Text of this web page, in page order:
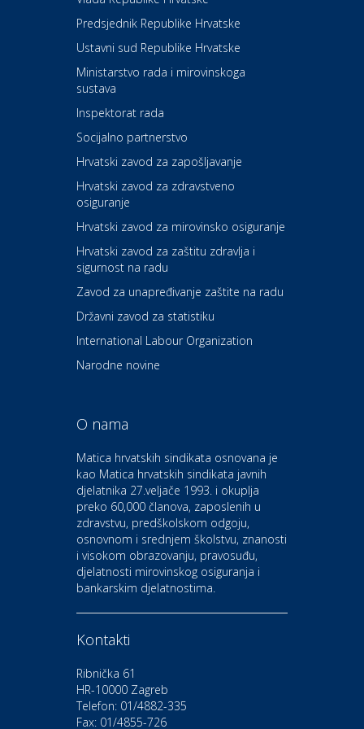
Kultura i edukacija
Kazalište Kerempuh
Kultura i edukacija
Kazalište ZKM
Auto-moto i tehnika
Zdravlje i osiguranje
Povoljnosti
Dental Sudar
Dom i dizajn
Euro-vrt – kosilice, motorne
Odmor
Bistrica
Auto-moto i tehnika
CIAK Auto d.o.o.
Kultura i edukacija
Kazalište Gavella
Moda i ljepota
Gastro
Hotel Bunčić Vrbovec
Predsjednik Republike Hrvatske
Ustavni sud Republike Hrvatske
Ministarstvo rada i mirovinskoga
sustava
Inspektorat rada
Socijalno partnerstvo
Hrvatski zavod za zapošljavanje
Hrvatski zavod za zdravstveno
osiguranje
Hrvatski zavod za mirovinsko osiguranje
Hrvatski zavod za zaštitu zdravlja i
sigurnost na radu
Zavod za unapređivanje zaštite na radu
Državni zavod za statistiku
International Labour Organization
Narodne novine
O nama
Matica hrvatskih sindikata osnovana je
kao Matica hrvatskih sindikata javnih
djelatnika 27.veljače 1993. i okuplja
preko 60,000 članova, zaposlenih u
zdravstvu, predškolskom odgoju,
osnovnom i srednjem školstvu, znanosti
i visokom obrazovanju, pravosuđu,
djelatnosti mirovinskog osiguranja i
bankarskim djelatnostima.
Kontakti
Ribnička 61
HR-10000 Zagreb
Telefon: 01/4882-335
Fax: 01/4855-726